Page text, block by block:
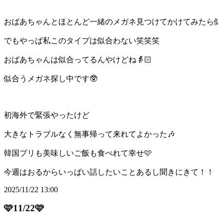
おばあちゃんとほとんど一緒のメガネ見つけてかけてみたら
でもやっぱ私このタイプは似合わない笑笑笑
おばあちゃんは似合ってるんやけどね👵🏻
似合うメガネ探し中です🥸
初海外で緊張やったけど
大きなトラブルなく無事帰って来れてよかった🎶
韓国プリも美味しいご飯も食べれて幸せ🩷
今週はおるからいっぱい話したいことあるし聞きにきて！！
2025/11/22 13:00
🩷11/22🩷